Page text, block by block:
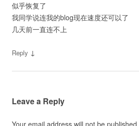
似乎恢复了
我同学说连我的blog现在速度还可以了
几天前一直连不上
Reply ↓
Leave a Reply
Your email address will not be published.